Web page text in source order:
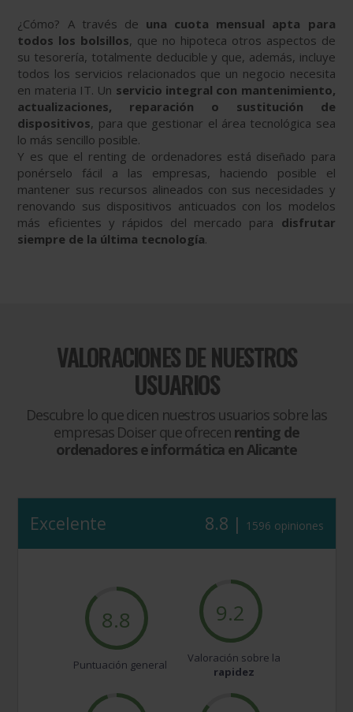
¿Cómo? A través de una cuota mensual apta para
todos los bolsillos, que no hipoteca otros aspectos de
su tesorería, totalmente deducible y que, además, incluye
todos los servicios relacionados que un negocio necesita
en materia IT. Un servicio integral con mantenimiento,
actualizaciones, reparación o sustitución de
dispositivos, para que gestionar el área tecnológica sea
lo más sencillo posible.
Y es que el renting de ordenadores está diseñado para
ponérselo fácil a las empresas, haciendo posible el
mantener sus recursos alineados con sus necesidades y
renovando sus dispositivos anticuados con los modelos
más eficientes y rápidos del mercado para disfrutar
siempre de la última tecnología.
VALORACIONES DE NUESTROS
USUARIOS
Descubre lo que dicen nuestros usuarios sobre las
empresas Doiser que ofrecen renting de
ordenadores e informática en Alicante
Excelente 8.8 | 1596 opiniones
8.8
Puntuación general
9.2
Valoración sobre la
rapidez